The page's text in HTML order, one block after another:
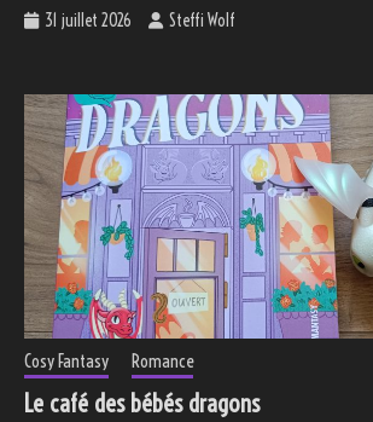
31 juillet 2026 Steffi Wolf
Cosy Fantasy Romance
Le café des bébés dragons